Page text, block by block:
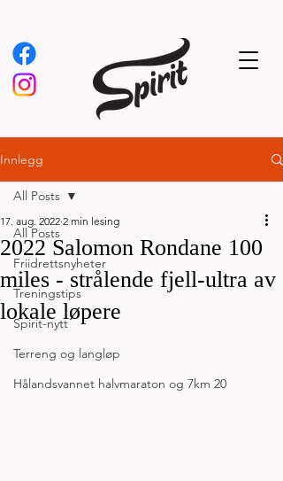
Innlegg
All Posts
Friidrettsnyheter
Treningstips
Spirit-nytt
Terreng og langløp
Hålandsvannet halvmaraton og 7km 20
All Posts
2022 Salomon Rondane 100
miles - strålende fjell-ultra av
lokale løpere
17. aug. 2022 2 min lesing